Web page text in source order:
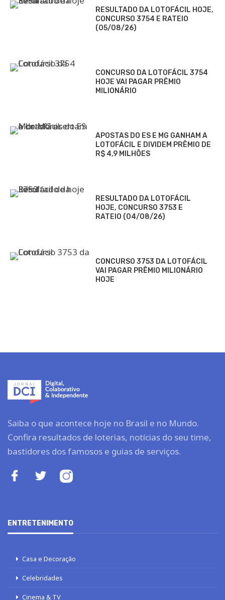
RESULTADO DA LOTOFÁCIL HOJE,
CONCURSO 3754 E RATEIO
(05/08/26)
CONCURSO DA LOTOFÁCIL 3754
HOJE VAI PAGAR PRÊMIO
MILIONÁRIO
APOSTAS DO ES E MG GANHAM A
LOTOFÁCIL E DIVIDEM PRÊMIO DE
R$ 4,9 MILHÕES
RESULTADO DA LOTOFÁCIL
HOJE, CONCURSO 3753 E
RATEIO (04/08/26)
CONCURSO 3753 DA LOTOFÁCIL
VAI PAGAR PRÊMIO MILIONÁRIO
HOJE
Saiba o que acontece hoje no Brasil e no Mundo.
Confira resultados de loterias, notícias do seu time,
bastidores dos famosos e guias de serviços.
ENTRETENIMENTO
Casa e Decoração
Celebridades
Cinema & TV